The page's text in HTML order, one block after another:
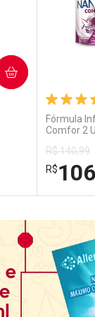
Fórmula
Comfor 2
R$ 140,99
R$106
Por